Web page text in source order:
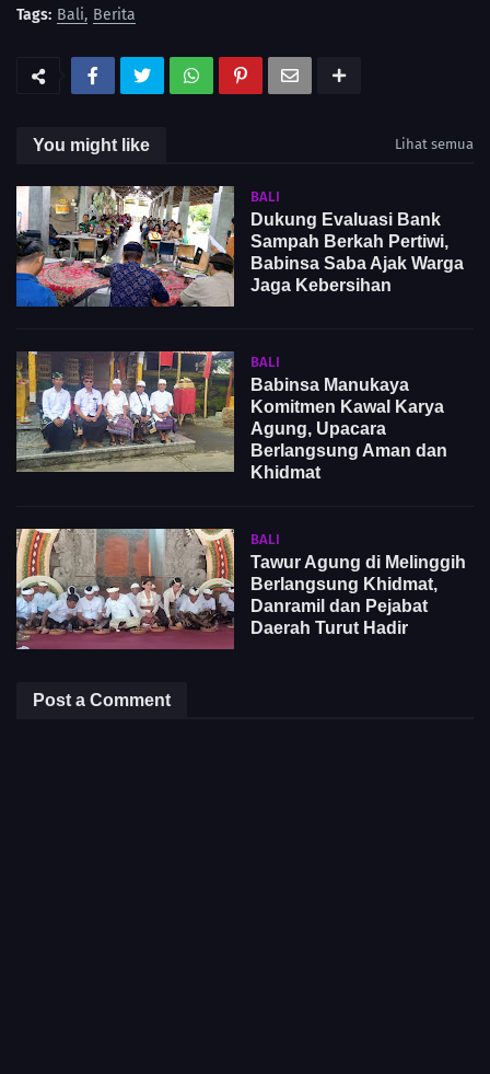
Tags: Bali Berita
You might like Lihat semua
BALI
Dukung Evaluasi Bank
Sampah Berkah Pertiwi,
Babinsa Saba Ajak Warga
Jaga Kebersihan
BALI
Babinsa Manukaya
Komitmen Kawal Karya
Agung, Upacara
Berlangsung Aman dan
Khidmat
BALI
Tawur Agung di Melinggih
Berlangsung Khidmat,
Danramil dan Pejabat
Daerah Turut Hadir
Post a Comment